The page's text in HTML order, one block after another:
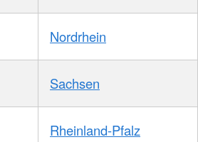
Nordrhein
Sachsen
Rheinland-Pfalz